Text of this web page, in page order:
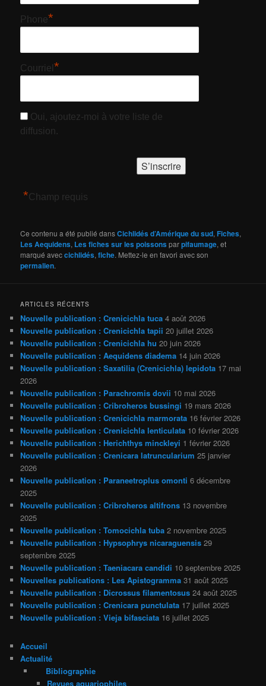
Phone*
Courriel*
Oui, ajoutez-moi à votre liste de
diffusion.
*Champ requis
Ce contenu a été publié dansCichlidés d’Amérique du sud,Fiches,
Les Aequidens, Les fiches sur les poissonsparpifaumage, et
marqué aveccichlidés,fiche. Mettez-le en favori avec son
permalien.
ARTICLES RÉCENTS
Nouvelle publication : Crenicichla tuca 4 août 2026
Nouvelle publication : Crenicichla tapii 20 juillet 2026
Nouvelle publication : Crenicichla hu 20 juin 2026
Nouvelle publication : Aequidens diadema 14 juin 2026
Nouvelle publication : Saxatilia (Crenicichla) lepidota 17 mai
2026
Nouvelle publication : Parachromis dovii 10 mai 2026
Nouvelle publication : Cribroheros bussingi 19 mars 2026
Nouvelle publication : Crenicichla marmorata 16 février 2026
Nouvelle publication : Crenicichla lenticulata 10 février 2026
Nouvelle publication : Herichthys minckleyi 1 février 2026
Nouvelle publication : Crenicara latruncularium 25 janvier
2026
Nouvelle publication : Paraneetroplus omonti 6 décembre
2025
Nouvelle publication : Cribroheros altifrons 13 novembre
2025
Nouvelle publication : Tomocichla tuba 2 novembre 2025
Nouvelle publication : Hypsophrys nicaraguensis 29
septembre 2025
Nouvelle publication : Taeniacara candidi 10 septembre 2025
Nouvelles publications : Les Apistogramma 31 août 2025
Nouvelle publication : Dicrossus filamentosus 24 août 2025
Nouvelle publication : Crenicara punctulata 17 juillet 2025
Nouvelle publication : Vieja bifasciata 16 juillet 2025
Accueil
Actualité
Bibliographie
Revues aquariophiles